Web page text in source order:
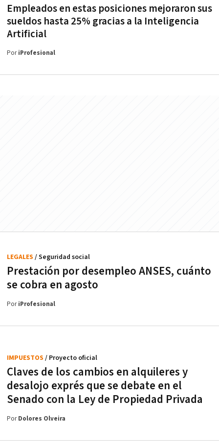
Empleados en estas posiciones mejoraron sus
sueldos hasta 25% gracias a la Inteligencia
Artificial
PoriProfesional
Prestación por desempleo ANSES, cuánto
se cobra en agosto
LEGALES / Seguridad social
PoriProfesional
Claves de los cambios en alquileres y
desalojo exprés que se debate en el
Senado con la Ley de Propiedad Privada
IMPUESTOS / Proyecto oficial
PorDolores Olveira